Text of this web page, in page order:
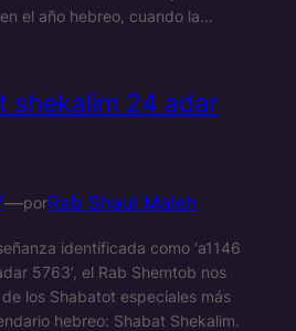
el año hebreo, cuando la…
shekalim 24 adar
—porRab Shaul Maleh
identificada como ‘a1146
5763’, el Rab Shemtob nos
los Shabatot especiales más
hebreo: Shabat Shekalim.